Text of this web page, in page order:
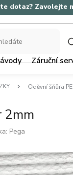
dotaz? Zavolejte
Záruční
Oděvní šňůra
2mm
Pega